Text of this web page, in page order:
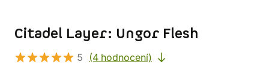
Citadel Layer: Ungor Flesh
5 (4 hodnocení)